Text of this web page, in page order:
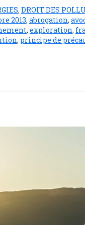
DROIT DES
2013, abrogation,
, exploration,
, principe de